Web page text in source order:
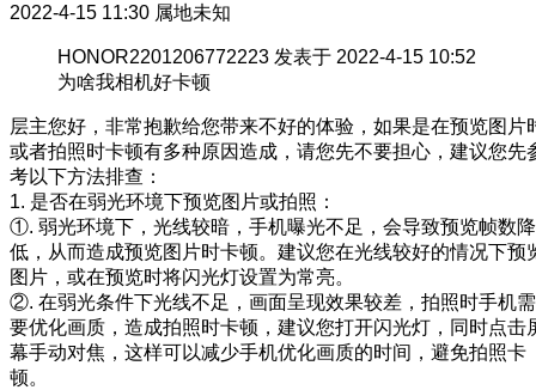
2022-4-15 11:30 属地未知
HONOR2201206772223 发表于 2022-4-15 10:52
为啥我相机好卡顿
层主您好，非常抱歉给您带来不好的体验，如果是在预览图片
或者拍照时卡顿有多种原因造成，请您先不要担心，建议您先
考以下方法排查：
1. 是否在弱光环境下预览图片或拍照：
①. 弱光环境下，光线较暗，手机曝光不足，会导致预览帧数降
低，从而造成预览图片时卡顿。建议您在光线较好的情况下预
图片，或在预览时将闪光灯设置为常亮。
②. 在弱光条件下光线不足，画面呈现效果较差，拍照时手机需
要优化画质，造成拍照时卡顿，建议您打开闪光灯，同时点击
幕手动对焦，这样可以减少手机优化画质的时间，避免拍照卡
顿。